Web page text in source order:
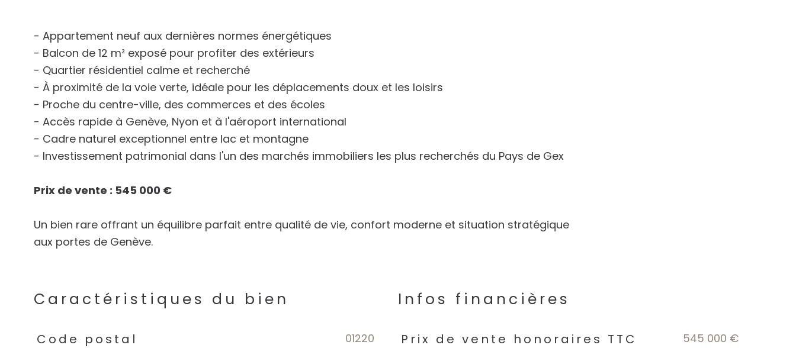
- Appartement neuf aux dernières normes énergétiques
- Balcon de 12 m² exposé pour profiter des extérieurs
- Quartier résidentiel calme et recherché
- À proximité de la voie verte, idéale pour les déplacements doux et les loisirs
- Proche du centre-ville, des commerces et des écoles
- Accès rapide à Genève, Nyon et à l'aéroport international
- Cadre naturel exceptionnel entre lac et montagne
- Investissement patrimonial dans l'un des marchés immobiliers les plus recherchés du Pays de Gex
Prix de vente : 545 000 €
Un bien rare offrant un équilibre parfait entre qualité de vie, confort moderne et situation stratégique
aux portes de Genève.
Caractéristiques du bien
Caractéristiques Valeurs
Code postal 01220
Infos financières
Caractéristiques Valeurs
Prix de vente honoraires TTC 545 000 €